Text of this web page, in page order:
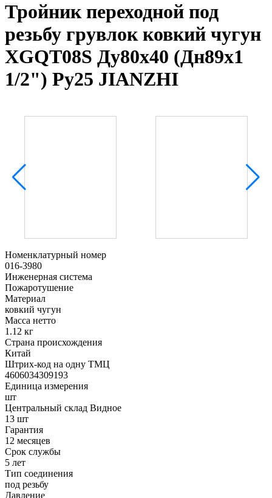
Тройник переходной под
резьбу грувлок ковкий чугун
XGQT08S Ду80х40 (Дн89х1
1/2") Ру25 JIANZHI
Номенклатурный номер
016-3980
Инженерная система
Пожаротушение
Материал
ковкий чугун
Масса нетто
1.12 кг
Страна происхождения
Китай
Штрих-код на одну ТМЦ
4606034309193
Единица измерения
шт
Центральный склад Видное
13 шт
Гарантия
12 месяцев
Срок службы
5 лет
Тип соединения
под резьбу
Давление